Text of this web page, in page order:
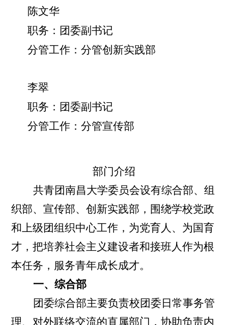
陈文华
职务：团委副书记
分管工作：分管创新实践部
李翠
职务：团委副书记
分管工作：分管宣传部
部门介绍
共青团南昌大学委员会设有综合部、组
织部、宣传部、创新实践部，围绕学校党政
和上级团组织中心工作，为党育人、为国育
才，把培养社会主义建设者和接班人作为根
本任务，服务青年成长成才。
一、综合部
团委综合部主要负责校团委日常事务管
理、对外联络交流的直属部门，协助负责内